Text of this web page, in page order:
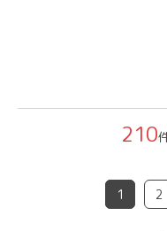
210
1 2